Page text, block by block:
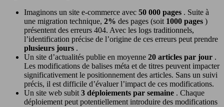
Imaginons un site e-commerce avec 50 000 pages . Suite à
une migration technique, 2% des pages (soit 1000 pages )
présentent des erreurs 404. Avec les logs traditionnels,
l’identification précise de l’origine de ces erreurs peut prendre
plusieurs jours .
Un site d’actualités publie en moyenne 20 articles par jour .
Les modifications de balises méta et de titres peuvent impacter
significativement le positionnement des articles. Sans un suivi
précis, il est difficile d’évaluer l’impact de ces modifications.
Un site web subit 3 déploiements par semaine . Chaque
déploiement peut potentiellement introduire des modifications